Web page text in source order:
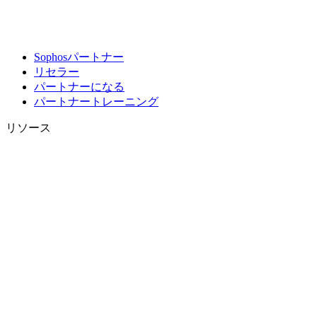
Sophosパートナー
リセラー
パートナーになる
パートナートレーニング
リソース